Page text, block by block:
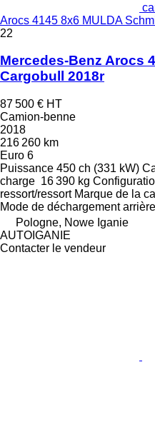
Arocs 4145 8x6 MULDA
22
Mercedes-Benz Arocs
Cargobull 2018r
87 500 € HT
Camion-benne
2018
216 260 km
Euro 6
Puissance 450 ch (331 kW)
charge 16 390 kg
ressort/ressort Marque de la
Mode de déchargement arrière
Pologne, Nowe Iganie
AUTOIGANIE
Contacter le vendeur